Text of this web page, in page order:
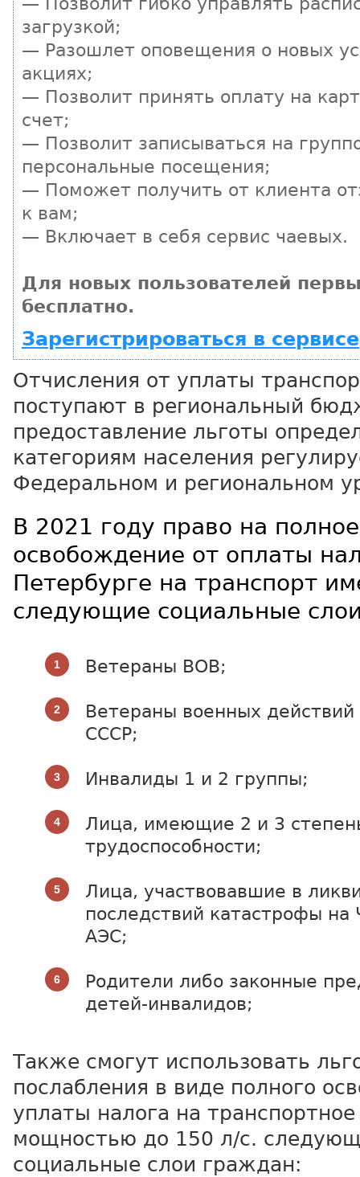
загрузкой;
— Разошлет оповещения о новых
акциях;
— Позволит принять оплату на
счет;
— Позволит записываться на
персональные посещения;
— Поможет получить от клиента
к вам;
— Включает в себя сервис чаевых.
Для новых пользователей
бесплатно.
Зарегистрироваться в сервисе
Отчисления от уплаты
поступают в региональный
предоставление льготы
категориям населения
Федеральном и региональном
В 2021 году право на полное
освобождение от оплаты
Петербурге на транспорт
следующие социальные
Ветераны ВОВ;
Ветераны военных действий
СССР;
Инвалиды 1 и 2 группы;
Лица, имеющие 2 и 3
трудоспособности;
Лица, участвовавшие в
последствий катастрофы на
АЭС;
Родители либо законные
детей-инвалидов;
Также смогут использовать
послабления в виде полного
уплаты налога на
мощностью до 150 л/с.
социальные слои граждан: